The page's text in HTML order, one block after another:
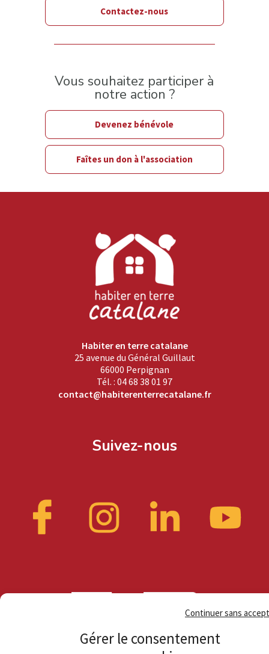
Gérer le consentement
Continuer sans
Contactez-nous
Vous souhaitez participer à
notre action ?
Devenez bénévole
Faîtes un don à l'association
Habiter en terre catalane
25 avenue du Général Guillaut
66000 Perpignan
Tél. : 04 68 38 01 97
contact@habiterenterrecatalane.fr
Suivez-nous